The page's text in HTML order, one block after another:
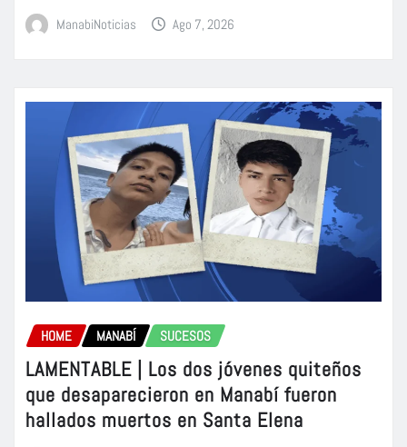
ManabiNoticias Ago 7, 2026
HOME MANABÍ SUCESOS
LAMENTABLE | Los dos jóvenes quiteños
que desaparecieron en Manabí fueron
hallados muertos en Santa Elena